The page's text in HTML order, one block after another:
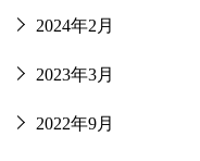
2024年2月
2023年3月
2022年9月